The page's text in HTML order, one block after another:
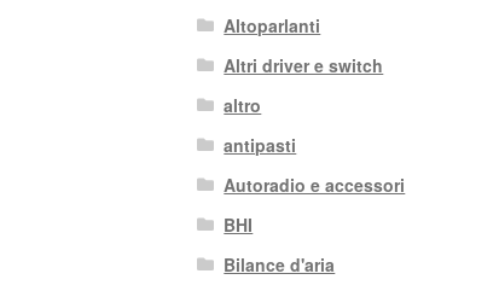
Altoparlanti
Altri driver e switch
altro
antipasti
Autoradio e accessori
BHI
Bilance d'aria